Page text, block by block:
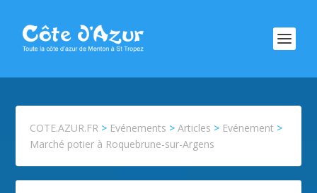
COTE.AZUR.FR > Evénements >Articles > Evénement >
Marché potier à Roquebrune-sur-Argens